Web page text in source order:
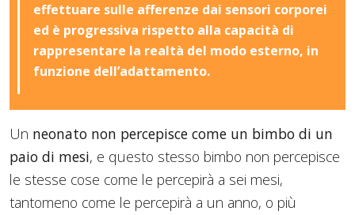
effettuare sulle afferenze dai sensori corporei
ed è progressiva rispetto alla capacità di
rappresentare la realtà del modo esterno, in
funzione dell’adattamento.
Un neonato non percepisce come un bimbo di un
paio di mesi, e questo stesso bimbo non percepisce
le stesse cose come le percepirà a sei mesi,
tantomeno come le percepirà a un anno, o più